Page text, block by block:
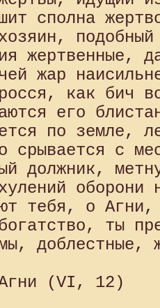
сполна
жертвенные,
жар
как бич
его
по земле,
срывается с
должник,
оборони
тебя, о
ты
доблестные,